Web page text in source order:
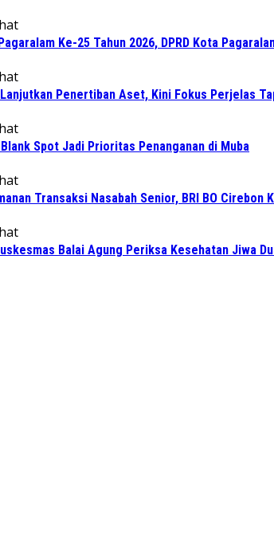
Ke-25 Tahun 2026, DPRD Kota
Penertiban Aset, Kini Fokus Perjelas
Spot Jadi Prioritas Penanganan di Muba
Transaksi Nasabah Senior, BRI BO
Balai Agung Periksa Kesehatan Jiwa